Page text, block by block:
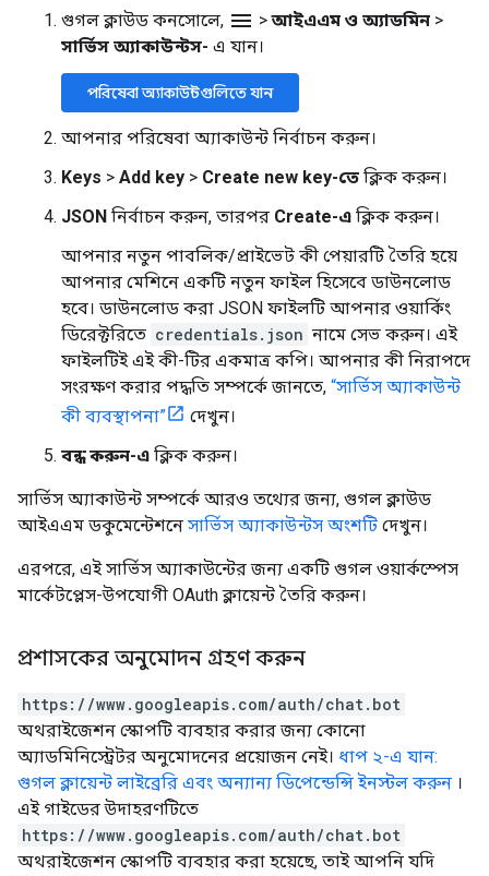
গুগল ক্লাউড কনসোলে, menu > আইএএম ও অ্যাডমিন >
সার্ভিস অ্যাকাউন্টস- এ যান।
পরিষেবা অ্যাকাউন্টগুলিতে যান
আপনার পরিষেবা অ্যাকাউন্ট নির্বাচন করুন।
Keys > Add key > Create new key-তে ক্লিক করুন।
JSON নির্বাচন করুন, তারপর Create-এ ক্লিক করুন।
আপনার নতুন পাবলিক/প্রাইভেট কী পেয়ারটি তৈরি হয়ে
আপনার মেশিনে একটি নতুন ফাইল হিসেবে ডাউনলোড
হবে। ডাউনলোড করা JSON ফাইলটি আপনার ওয়ার্কিং
ডিরেক্টরিতে credentials.json নামে সেভ করুন। এই
ফাইলটিই এই কী-টির একমাত্র কপি। আপনার কী নিরাপদে
সংরক্ষণ করার পদ্ধতি সম্পর্কে জানতে, “সার্ভিস অ্যাকাউন্ট
কী ব্যবস্থাপনা”
দেখুন।
বন্ধ করুন-এ ক্লিক করুন।
সার্ভিস অ্যাকাউন্ট সম্পর্কে আরও তথ্যের জন্য, গুগল ক্লাউড
আইএএম ডকুমেন্টেশনে সার্ভিস অ্যাকাউন্টস অংশটি দেখুন।
এরপরে, এই সার্ভিস অ্যাকাউন্টের জন্য একটি গুগল ওয়ার্কস্পেস
মার্কেটপ্লেস-উপযোগী OAuth ক্লায়েন্ট তৈরি করুন।
প্রশাসকের অনুমোদন গ্রহণ করুন
https://www.googleapis.com/auth/chat.bot
অথরাইজেশন স্কোপটি ব্যবহার করার জন্য কোনো
অ্যাডমিনিস্ট্রেটর অনুমোদনের প্রয়োজন নেই। ধাপ ২-এ যান:
গুগল ক্লায়েন্ট লাইব্রেরি এবং অন্যান্য ডিপেন্ডেন্সি ইনস্টল করুন ।
এই গাইডের উদাহরণটিতে
https://www.googleapis.com/auth/chat.bot
অথরাইজেশন স্কোপটি ব্যবহার করা হয়েছে, তাই আপনি যদি